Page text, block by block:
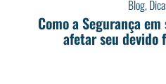
Blog,
Como a Segurança
afetar seu devido